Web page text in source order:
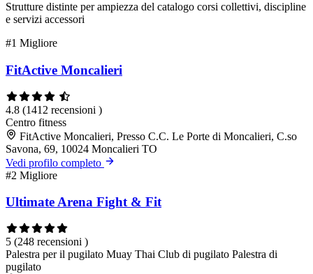
Strutture distinte per ampiezza del catalogo corsi collettivi, discipline
e servizi accessori
#1 Migliore
FitActive Moncalieri
4.8 (1412 recensioni )
Centro fitness
FitActive Moncalieri, Presso C.C. Le Porte di Moncalieri, C.so
Savona, 69, 10024 Moncalieri TO
Vedi profilo completo
#2 Migliore
Ultimate Arena Fight & Fit
5 (248 recensioni )
Palestra per il pugilato Muay Thai Club di pugilato Palestra di
pugilato